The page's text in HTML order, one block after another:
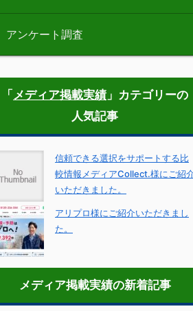
アンケート調査
「 メディア掲載実績」カテゴリーの
人気記事
信頼できる選択をサポートする比
較情報メディアCollect.様にご紹
いただきました。
アリプロ様にご紹介いただきまし
た。
メディア掲載実績の新着記事